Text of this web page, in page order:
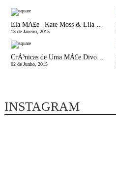
13 de Janeiro, 2015
CrÃ³nicas de Uma MÃ£e Divorciada | Uma espÃ©cie de relaÃ§Ã£o com uma muito especÃ­fica raÃ§a de homens!
02 de Junho, 2015
INSTAGRAM